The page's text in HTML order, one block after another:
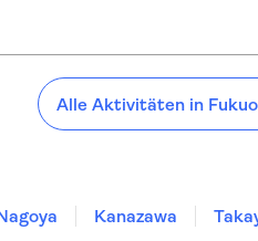
Alle Aktivitäten in
Kanazawa